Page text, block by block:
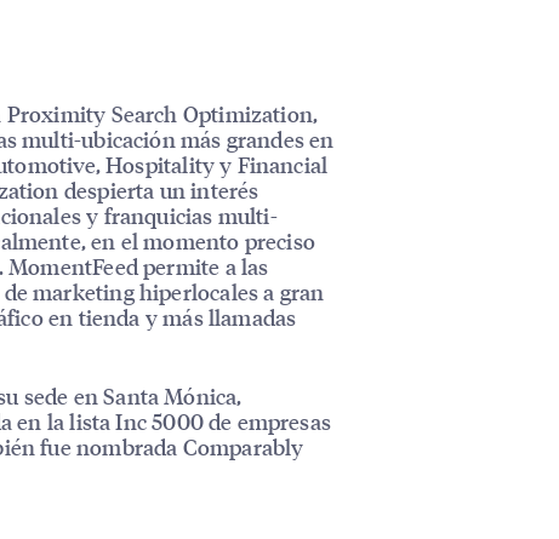
Proximity Search Optimization,
multi-ubicación más grandes en
Hospitality y Financial
despierta un interés
y franquicias multi-
en el momento preciso
permite a las
marketing hiperlocales a gran
en tienda y más llamadas
sede en Santa Mónica,
en la lista Inc 5000 de empresas
fue nombrada Comparably